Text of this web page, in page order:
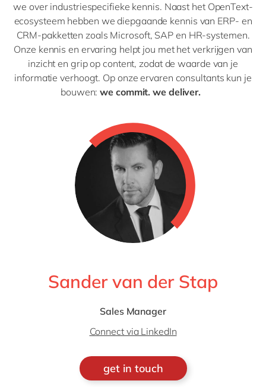
we over industriespecifieke kennis. Naast het OpenText-
ecosysteem hebben we diepgaande kennis van ERP- en
CRM-pakketten zoals Microsoft, SAP en HR-systemen.
Onze kennis en ervaring helpt jou met het verkrijgen van
inzicht en grip op content, zodat de waarde van je
informatie verhoogt. Op onze ervaren consultants kun je
bouwen:we commit. we deliver.
Sander van der Stap
Sales Manager
Connect via LinkedIn
get in touch